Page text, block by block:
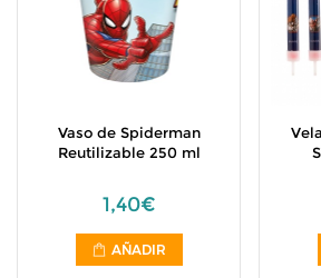
Vaso de Spiderman
Reutilizable 250 ml
1,40€
AÑADIR